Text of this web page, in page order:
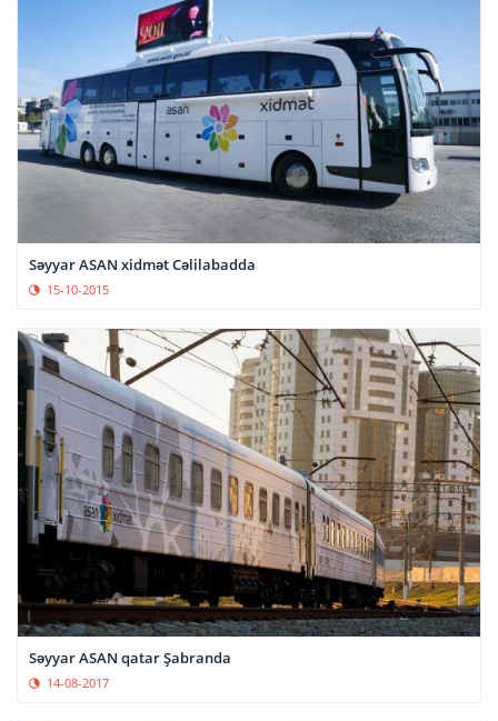
Səyyar ASAN xidmət Cəlilabadda
15-10-2015
Səyyar ASAN qatar Şabranda
14-08-2017